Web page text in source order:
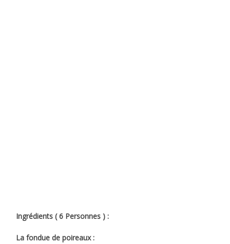
Ingrédients ( 6 Personnes ) :
La fondue de poireaux :